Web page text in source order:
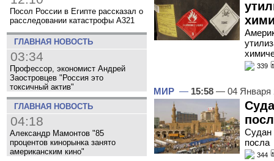
Посол России в Египте рассказал о
расследовании катастрофы A321
ГЛАВНАЯ НОВОСТЬ
03:34
Профессор, экономист Андрей
Заостровцев "Россия это
токсичный актив"
ГЛАВНАЯ НОВОСТЬ
04:18
Александр Мамонтов "85
процентов кинорынка занято
американским кино"
339
МИР — 15:58 — 04 Января
Судан
посла
344